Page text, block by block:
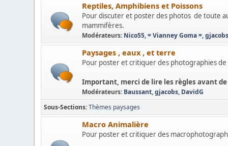
Reptiles, Amphibiens et Poissons
Pour discuter et poster des photos de toute
mammifères.
Modérateurs: Nico55,= Vianney Goma =,
Paysages , eaux , et terre
Pour poster et critiquer des photographies
Important, merci de lire les règles avant
Modérateurs: Baussant,gjacobs, DavidG
Sous-Sections Thèmes paysages
Macro Animalière
Pour poster et critiquer des